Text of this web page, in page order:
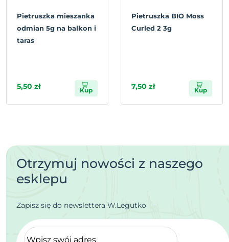
Pietruszka mieszanka
odmian 5g na balkon i
taras
5,50 zł Kup
Pietruszka BIO Moss
Curled 2 3g
7,50 zł Kup
Otrzymuj nowości z naszego
esklepu
Zapisz się do newslettera W.Legutko